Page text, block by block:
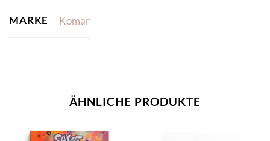
MARKE Komar
ÄHNLICHE PRODUKTE